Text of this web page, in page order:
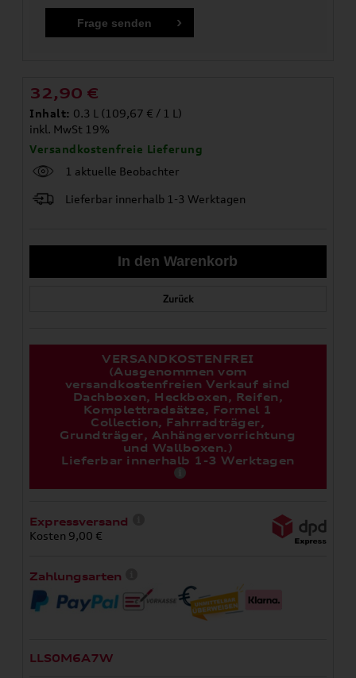
32,90 €
Inhalt: 0.3 L (109,67 € / 1 L)
inkl. MwSt 19%
Versandkostenfreie Lieferung
1 aktuelle Beobachter
Lieferbar innerhalb 1-3 Werktagen
Zurück
VERSANDKOSTENFREI
(Ausgenommen vom
versandkostenfreien Verkauf sind
Dachboxen, Heckboxen, Reifen,
Komplettradsätze, Formel 1
Collection, Fahrradträger,
Grundträger, Anhängervorrichtung
und Wallboxen.)
Lieferbar innerhalb 1-3 Werktagen
Expressversand
Kosten 9,00 €
Zahlungsarten
LLS0M6A7W